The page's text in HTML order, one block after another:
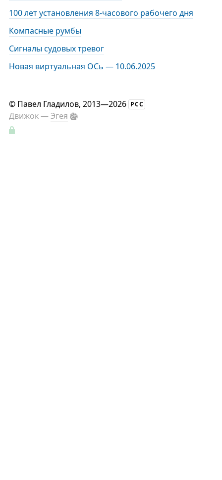
100 лет установления 8-часового рабочего дня
Компасные румбы
Сигналы судовых тревог
Новая виртуальная ОСь — 10.06.2025
© Павел Гладилов, 2013—2026 РСС
Движок —Эгея